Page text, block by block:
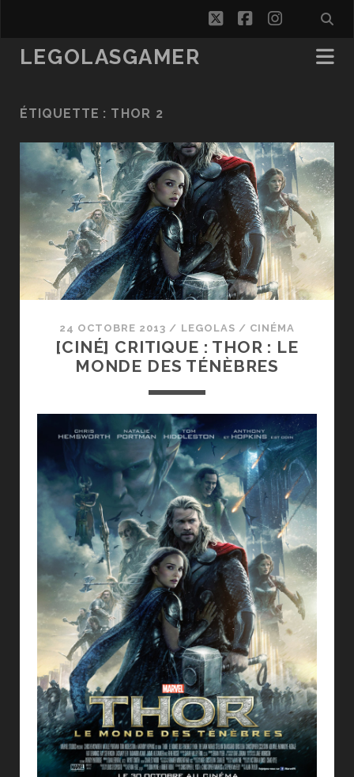
twitterfacebook
LEGOLASGAMER
ÉTIQUETTE : THOR 2
24 OCTOBRE 2013 / LEGOLAS / CINÉMA
[CINÉ] CRITIQUE : THOR : LE
MONDE DES TÉNÈBRES